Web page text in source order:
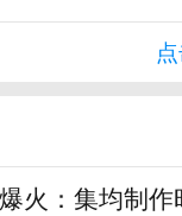
火：集均制